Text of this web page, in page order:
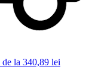
de la 340,89 lei